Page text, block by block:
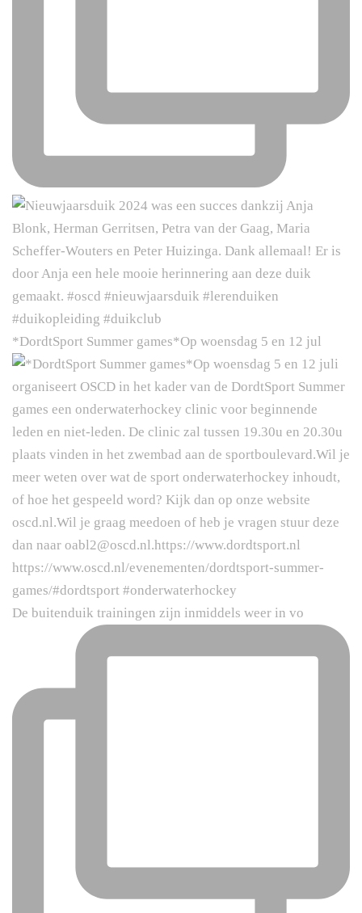
*DordtSport Summer games*Op woensdag 5 en 12 jul
De buitenduik trainingen zijn inmiddels weer in vo